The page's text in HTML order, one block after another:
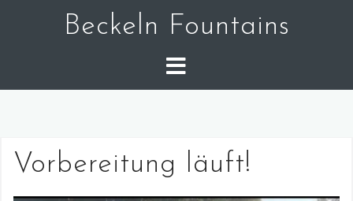
Beckeln Fountains
Vorbereitung läuft!